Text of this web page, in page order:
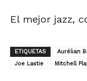
El mejor jazz,
ETIQUETAS Aurélian
Joe Lastie
Mitchell